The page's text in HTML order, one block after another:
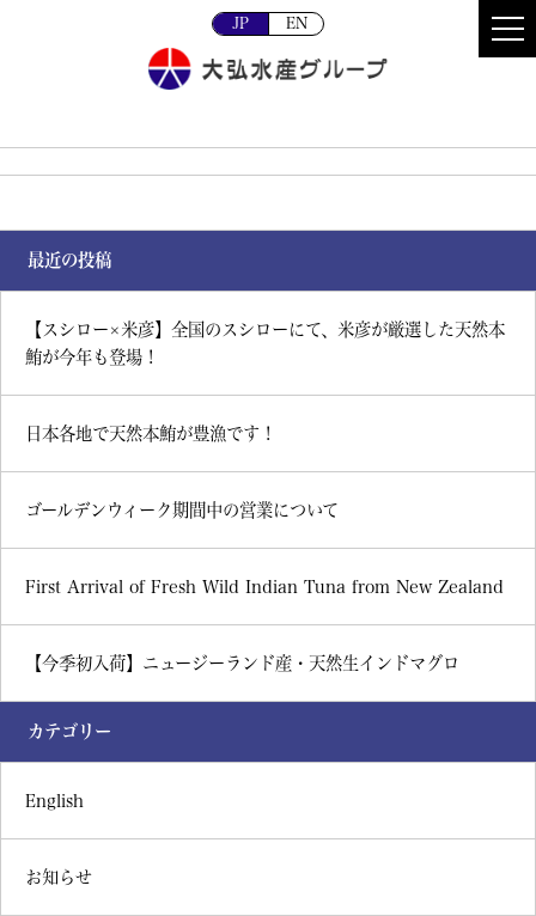
JP EN
最近の投稿
【スシロー×米彦】全国のスシローにて、米彦が厳選した天然本
鮪が今年も登場！
日本各地で天然本鮪が豊漁です！
ゴールデンウィーク期間中の営業について
First Arrival of Fresh Wild Indian Tuna from New Zealand
【今季初入荷】ニュージーランド産・天然生インドマグロ
カテゴリー
English
お知らせ